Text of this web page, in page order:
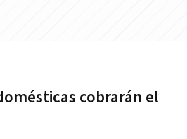
cobrarán el